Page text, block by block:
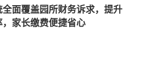
面覆盖园所财务诉求，提升
家长缴费便捷省心